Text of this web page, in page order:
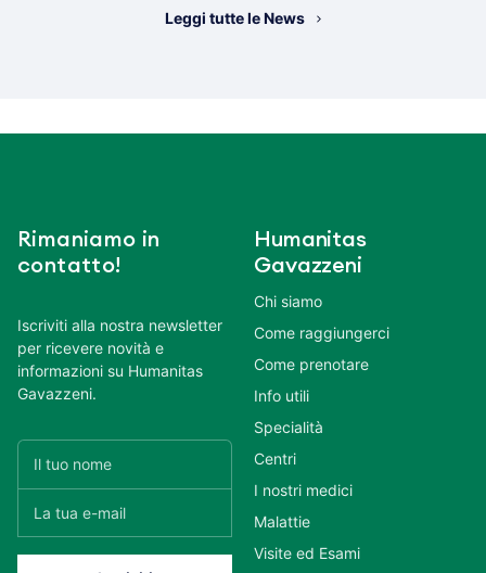
Leggi tutte le News
Rimaniamo in
contatto!
Iscriviti alla nostra newsletter
per ricevere novità e
informazioni su Humanitas
Gavazzeni.
Humanitas
Gavazzeni
Chi siamo
Come raggiungerci
Come prenotare
Info utili
Specialità
Centri
I nostri medici
Malattie
Visite ed Esami